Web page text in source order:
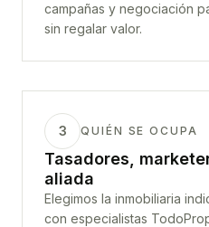
campañas y negociación
sin regalar valor.
3 QUIÉN SE OCUPA
Tasadores,
aliada
Elegimos la inmobiliaria
con especialistas